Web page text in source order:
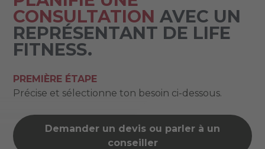
CONSULTATION AVEC UN
REPRÉSENTANT DE LIFE
FITNESS.
PREMIÈRE ÉTAPE
Précise et sélectionne ton besoin ci-dessous.
Demander un devis ou parler à un
conseiller